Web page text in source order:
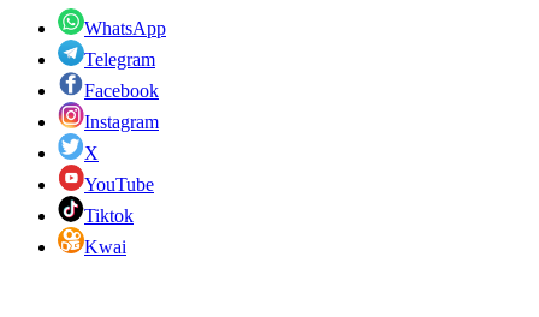
WhatsApp
Telegram
Facebook
Instagram
X
YouTube
Tiktok
Kwai